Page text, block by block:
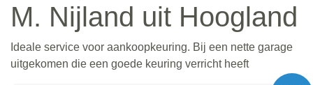
M. Nijland uit Hoogland
Ideale service voor aankoopkeuring. Bij een nette garage
uitgekomen die een goede keuring verricht heeft